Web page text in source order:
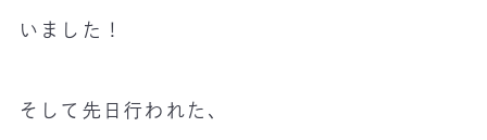
いました！
そして先日行われた、